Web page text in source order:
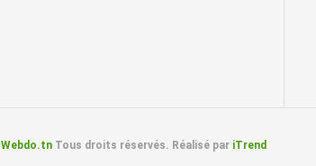
Webdo.tnTous droits réservés. Réalisé par iTrend